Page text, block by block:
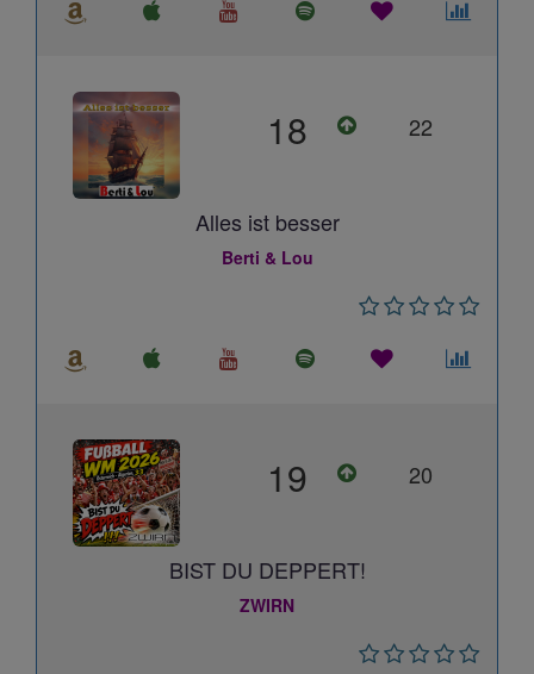
18 22
Alles ist besser
Berti & Lou
19 20
BIST DU DEPPERT!
ZWIRN